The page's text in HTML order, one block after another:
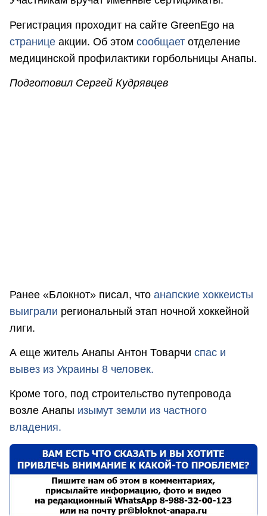
Регистрация проходит на сайте GreenEgo на
странице акции. Об этом сообщает отделение
медицинской профилактики горбольницы Анапы.
Подготовил Сергей Кудрявцев
Ранее «Блокнот» писал, что анапские хоккеисты
выиграли региональный этап ночной хоккейной
лиги.
А еще житель Анапы Антон Товарчи спас и
вывез из Украины 8 человек.
Кроме того, под строительство путепровода
возле Анапы изымут земли из частного
владения.